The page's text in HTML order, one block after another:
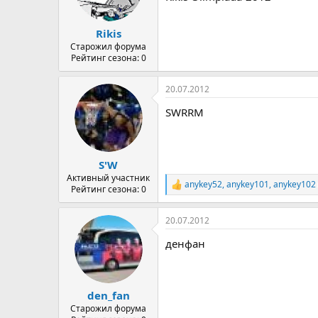
Rikis
Старожил форума
Рейтинг сезона: 0
S'W
Активный участник
Рейтинг сезона: 0
20.07.2012
SWRRM
Р
е
а
к
и
anykey52,anykey101,anykey102
den_fan
Старожил форума
20.07.2012
денфан